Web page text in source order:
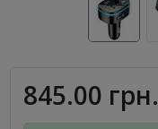
845.00 грн.